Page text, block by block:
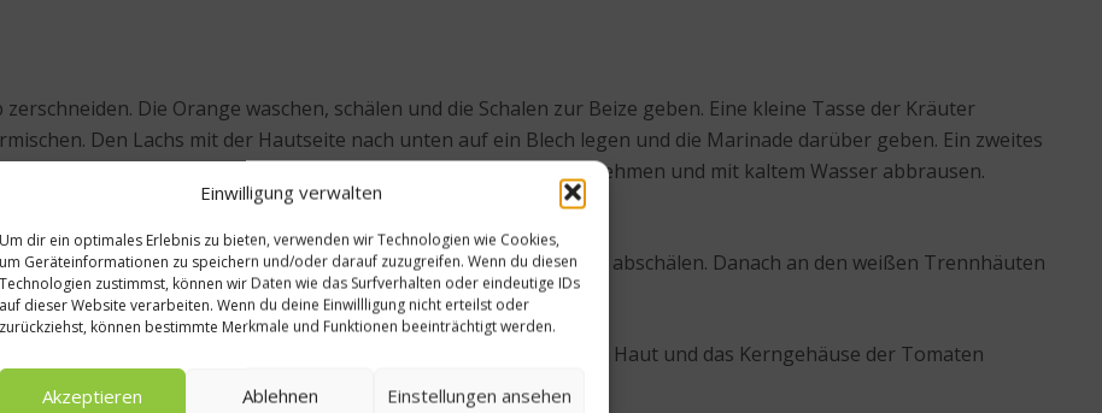
Einwilligung verwalten
Um dir ein optimales Erlebnis zu bieten, verwenden wir Technologien wie Cookies,
um Geräteinformationen zu speichern und/oder darauf zuzugreifen. Wenn du diesen
Technologien zustimmst, können wir Daten wie das Surfverhalten oder eindeutige IDs
auf dieser Website verarbeiten. Wenn du deine Einwillligung nicht erteilst oder
zurückziehst, können bestimmte Merkmale und Funktionen beeinträchtigt werden.
Akzeptieren Ablehnen Einstellungen ansehen
Die Orange waschen, schälen und die Schalen zur Beize geben. Eine kleine Tasse der Kräuter
Den Lachs mit der Hautseite nach unten auf ein Blech legen und die Marinade darüber geben. Ein zweites
Topf darauf stellen. Nach 24 Stunden den Lachs aus der Beize nehmen und mit kaltem Wasser abbrausen.
und Boden abschneiden und die restliche Schale rundherum abschälen. Danach an den weißen Trennhäuten
und zehn Sekunden in kochendem Wasser
. Die Haut und das Kerngehäuse der Tomaten